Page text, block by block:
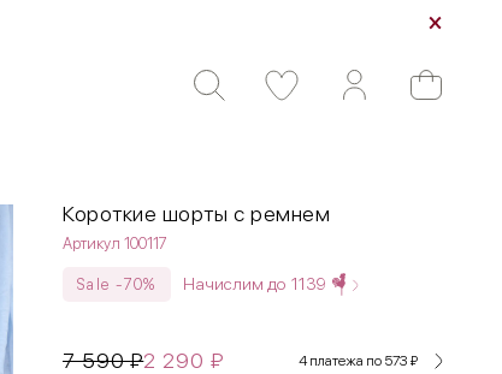
Короткие шорты с ремнем
Артикул 100117
Sale -70% Начислим до 1139
7 590₽2 290 ₽ 4 платежа по 573 ₽